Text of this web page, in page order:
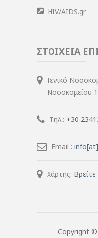
HIV/AIDS.gr
ΣΤΟΙΧΕΙΑ
Γενικό
Νοσοκομείου
Τηλ.: +30
Email :
Χάρτης:
Copyright ©